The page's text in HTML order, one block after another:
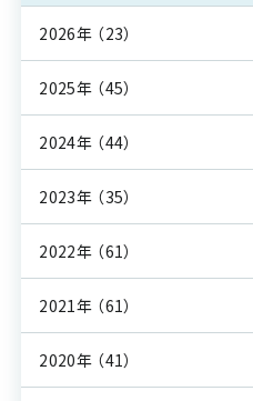
2026年 （23）
2025年 （45）
2024年 （44）
2023年 （35）
2022年 （61）
2021年 （61）
2020年 （41）